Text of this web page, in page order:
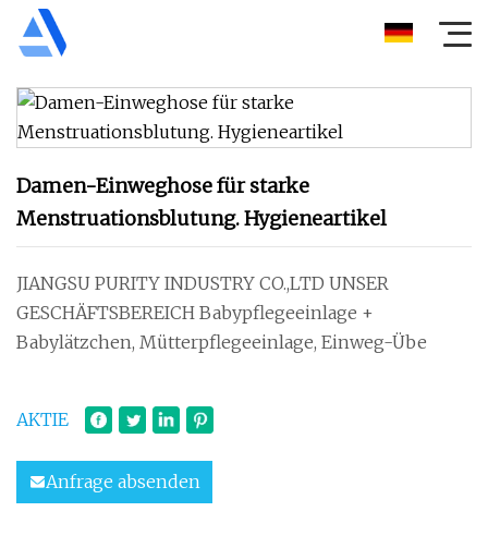
Damen-Einweghose für starke
Menstruationsblutung. Hygieneartikel
JIANGSU PURITY INDUSTRY CO.,LTD UNSER
GESCHÄFTSBEREICH Babypflegeeinlage +
Babylätzchen, Mütterpflegeeinlage, Einweg-Übe
AKTIE
Anfrage absenden